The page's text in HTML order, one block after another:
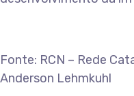
Fonte: RCN – Rede
Anderson Lehmkuhl